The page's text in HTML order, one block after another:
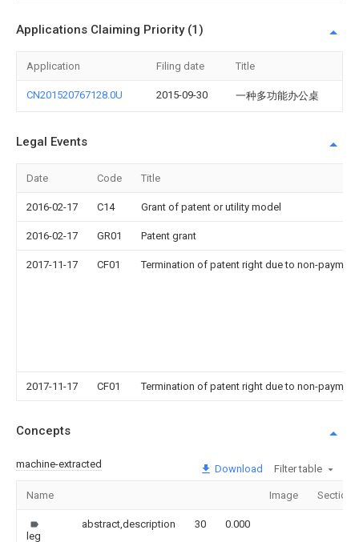
Applications Claiming Priority (1)
Application Filing date Title
CN201520767128.0U 2015-09-30 一种多功能办公桌
Legal Events
Date Code Title
2016-02-17 C14 Grant of patent or utility model
2016-02-17 GR01 Patent grant
2017-11-17 CF01 Termination of patent right due to non-
2017-11-17 CF01 Termination of patent right due to non-
Concepts
machine-extracted Download Filter table
Name Image Sections
leg
abstract,description 30 0.000